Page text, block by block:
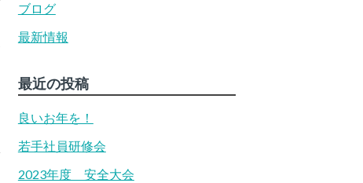
ブログ
最新情報
最近の投稿
良いお年を！
若手社員研修会
2023年度 安全大会